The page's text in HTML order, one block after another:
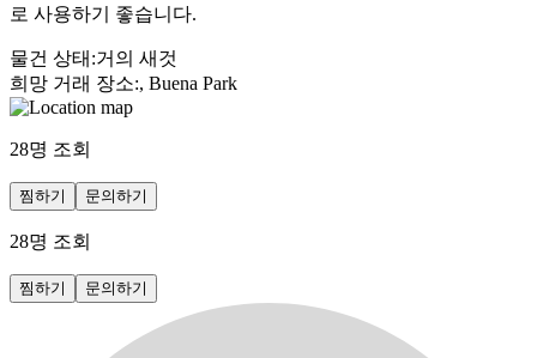
로 사용하기 좋습니다.
물건 상태 :거의 새것
희망 거래 장소:, Buena Park
28명 조회
찜하기 문의하기
28명 조회
찜하기 문의하기